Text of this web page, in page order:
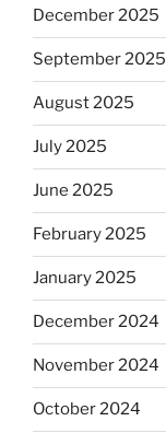
December 2025
September 2025
August 2025
July 2025
June 2025
February 2025
January 2025
December 2024
November 2024
October 2024